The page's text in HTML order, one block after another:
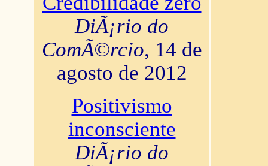
DiÃ¡rio do
ComÃ©rcio, 14 de
agosto de 2012
Positivismo
inconsciente
DiÃ¡rio do